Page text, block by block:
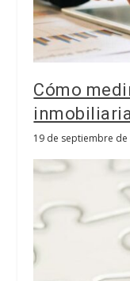
Cómo
19 de septiembre de